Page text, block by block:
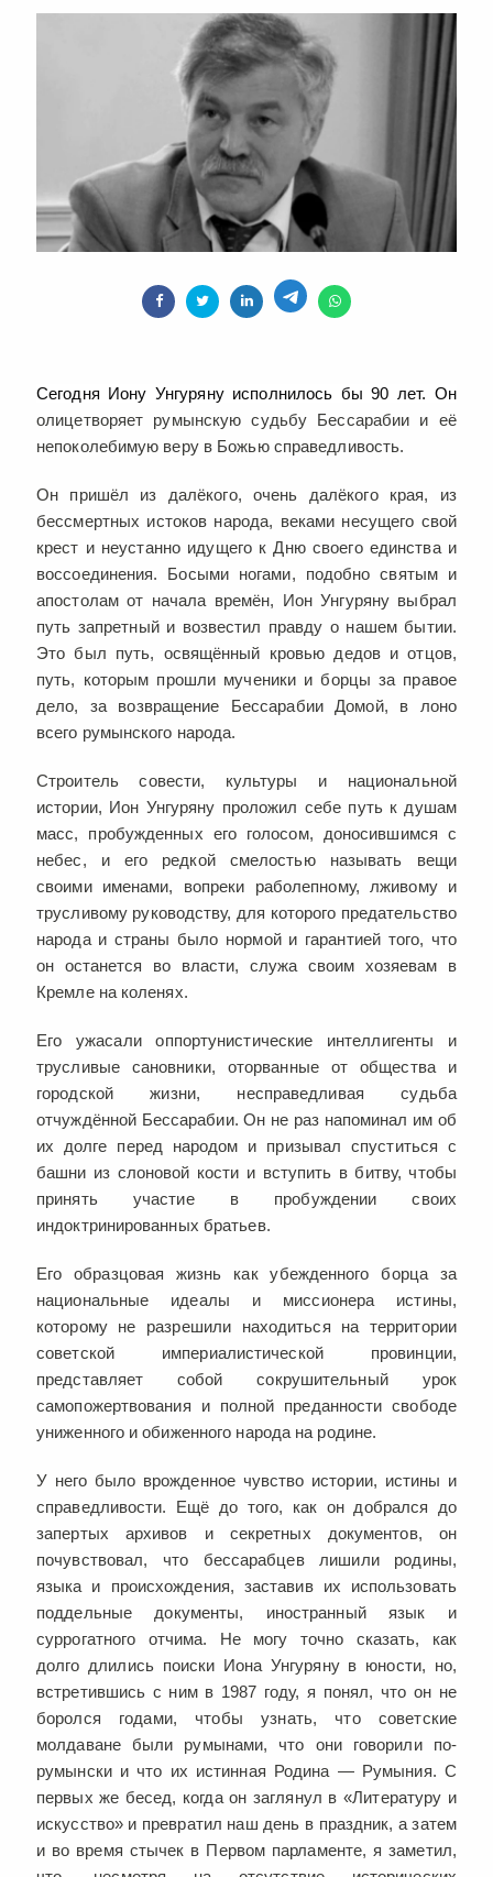
Сегодня Иону Унгуряну исполнилось бы 90 лет. Он
олицетворяет румынскую судьбу Бессарабии и её
непоколебимую веру в Божью справедливость.
Он пришёл из далёкого, очень далёкого края, из
бессмертных истоков народа, веками несущего свой
крест и неустанно идущего к Дню своего единства и
воссоединения. Босыми ногами, подобно святым и
апостолам от начала времён, Ион Унгуряну выбрал
путь запретный и возвестил правду о нашем бытии.
Это был путь, освящённый кровью дедов и отцов,
путь, которым прошли мученики и борцы за правое
дело, за возвращение Бессарабии Домой, в лоно
всего румынского народа.
Строитель совести, культуры и национальной
истории, Ион Унгуряну проложил себе путь к душам
масс, пробужденных его голосом, доносившимся с
небес, и его редкой смелостью называть вещи
своими именами, вопреки раболепному, лживому и
трусливому руководству, для которого предательство
народа и страны было нормой и гарантией того, что
он останется во власти, служа своим хозяевам в
Кремле на коленях.
Его ужасали оппортунистические интеллигенты и
трусливые сановники, оторванные от общества и
городской жизни, несправедливая судьба
отчуждённой Бессарабии. Он не раз напоминал им об
их долге перед народом и призывал спуститься с
башни из слоновой кости и вступить в битву, чтобы
принять участие в пробуждении своих
индоктринированных братьев.
Его образцовая жизнь как убежденного борца за
национальные идеалы и миссионера истины,
которому не разрешили находиться на территории
советской империалистической провинции,
представляет собой сокрушительный урок
самопожертвования и полной преданности свободе
униженного и обиженного народа на родине.
У него было врожденное чувство истории, истины и
справедливости. Ещё до того, как он добрался до
запертых архивов и секретных документов, он
почувствовал, что бессарабцев лишили родины,
языка и происхождения, заставив их использовать
поддельные документы, иностранный язык и
суррогатного отчима. Не могу точно сказать, как
долго длились поиски Иона Унгуряну в юности, но,
встретившись с ним в 1987 году, я понял, что он не
боролся годами, чтобы узнать, что советские
молдаване были румынами, что они говорили по-
румынски и что их истинная Родина — Румыния. С
первых же бесед, когда он заглянул в «Литературу и
искусство» и превратил наш день в праздник, а затем
и во время стычек в Первом парламенте, я заметил,